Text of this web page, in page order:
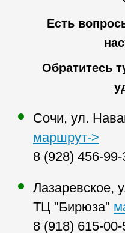
Есть
Обратитесь
Сочи, ул.
маршрут->
8 (928) 456-99-
Лазаревское,
ТЦ "Бирюза"
8 (918) 615-00-